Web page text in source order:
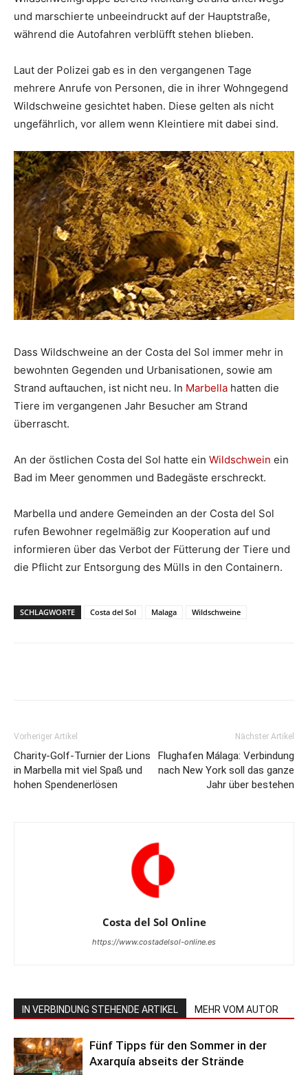
und marschierte unbeeindruckt auf der Hauptstraße,
während die Autofahren verblüfft stehen blieben.
Laut der Polizei gab es in den vergangenen Tage
mehrere Anrufe von Personen, die in ihrer Wohngegend
Wildschweine gesichtet haben. Diese gelten als nicht
ungefährlich, vor allem wenn Kleintiere mit dabei sind.
Dass Wildschweine an der Costa del Sol immer mehr in
bewohnten Gegenden und Urbanisationen, sowie am
Strand auftauchen, ist nicht neu. In Marbella hatten die
Tiere im vergangenen Jahr Besucher am Strand
überrascht.
An der östlichen Costa del Sol hatte ein Wildschwein ein
Bad im Meer genommen und Badegäste erschreckt.
Marbella und andere Gemeinden an der Costa del Sol
rufen Bewohner regelmäßig zur Kooperation auf und
informieren über das Verbot der Fütterung der Tiere und
die Pflicht zur Entsorgung des Mülls in den Containern.
SCHLAGWORTE Costa del Sol Malaga Wildschweine
Vorheriger Artikel
Charity-Golf-Turnier der Lions
in Marbella mit viel Spaß und
hohen Spendenerlösen
Nächster Artikel
Flughafen Málaga: Verbindung
nach New York soll das ganze
Jahr über bestehen
Costa del Sol Online
https://www.costadelsol-online.es
IN VERBINDUNG STEHENDE ARTIKEL MEHR VOM AUTOR
Fünf Tipps für den Sommer in der
Axarquía abseits der Strände